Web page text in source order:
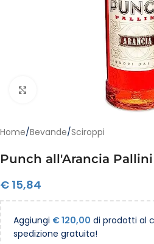
Clicca per ingrandire
Home/Bevande/Sciroppi
Punch all'Arancia Pallini
€ 15,84
Aggiungi €120,00 di prodotti al
spedizione gratuita!